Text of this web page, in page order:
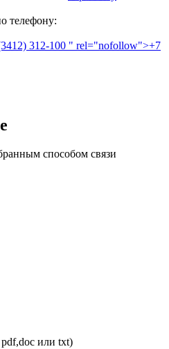
телефону:
312-100 " rel="nofollow">+7
способом связи
или txt)